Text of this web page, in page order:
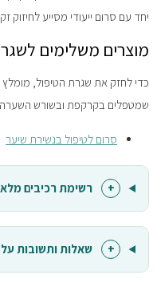
יחד עם סרום ייעודי מסייע לחיזוק
מוצרים משלימים
כדי לחזק את שגרת הטיפול,
שמטפלים בקרקפת ובשורש
סרום לטיפול בנשירת שיער
+ רשימת רכיבים
+ שאלות ותשובות